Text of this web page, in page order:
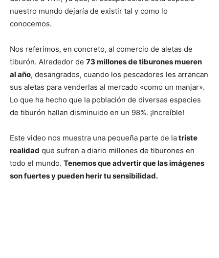
nuestro mundo dejaría de existir tal y como lo
conocemos.
Nos referimos, en concreto, al comercio de aletas de
tiburón. Alrededor de 73 millones de tiburones mueren
al año, desangrados, cuando los pescadores les arrancan
sus aletas para venderlas al mercado «como un manjar».
Lo que ha hecho que la población de diversas especies
de tiburón hallan disminuido en un 98%. ¡Increíble!
Este video nos muestra una pequeña parte de latriste
realidad que sufren a diario millones de tiburones en
todo el mundo. Tenemos que advertir que las imágenes
son fuertes y pueden herir tu sensibilidad.